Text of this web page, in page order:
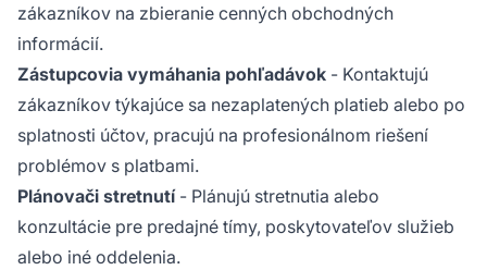
zákazníkov na zbieranie cenných obchodných
informácií.
Zástupcovia vymáhania pohľadávok - Kontaktujú
zákazníkov týkajúce sa nezaplatených platieb alebo po
splatnosti účtov, pracujú na profesionálnom riešení
problémov s platbami.
Plánovači stretnutí- Plánujú stretnutia alebo
konzultácie pre predajné tímy, poskytovateľov služieb
alebo iné oddelenia.